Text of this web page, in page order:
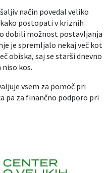
način povedal veliko
postopati v kriznih
dobili možnost postavljanja
je spremljalo nekaj več kot
obiska, saj se starši dnevno
kos.
vsem za pomoč pri
pa za finančno podporo pri